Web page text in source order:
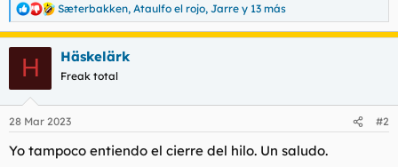
R
e
a
e
:
Sæterbakken, Ataulfo el rojo, Jarre y 13 más
H Häskelärk
Freak total
28 Mar 2023 #2
Yo tampoco entiendo el cierre del hilo. Un saludo.